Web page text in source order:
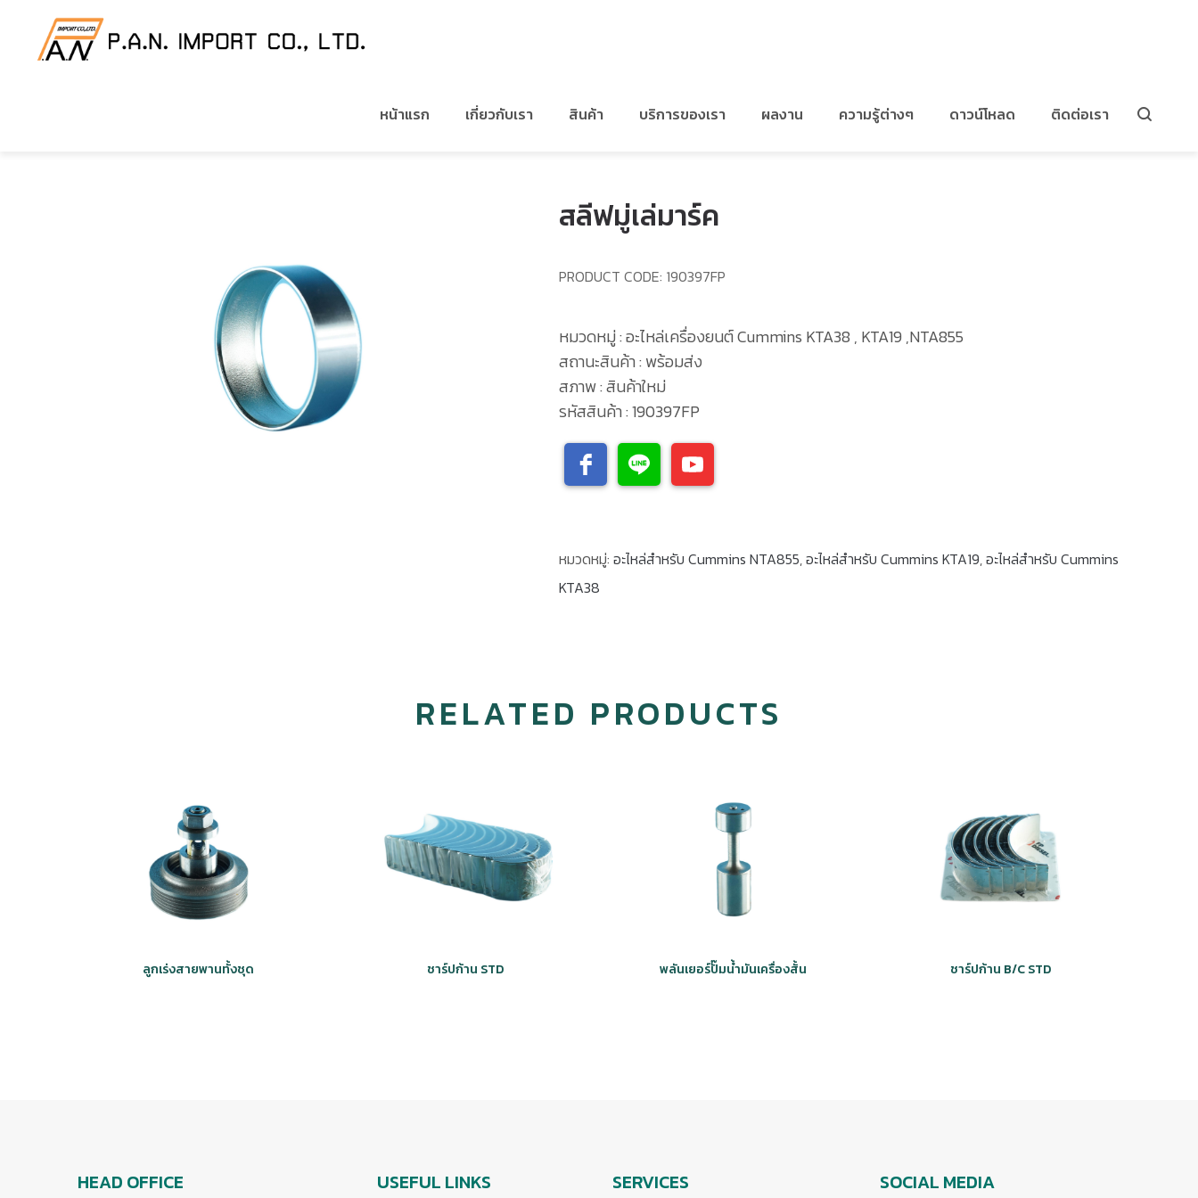
หน้าแรก เกี่ยวกับเรา สินค้า บริการของเรา ผลงาน ความรู้ต่างๆ ดาวน์โหลด ติดต่อเรา
อะไหล่เครื่องยนต์ CUMMINS / อะไหล่สำหรับ CUMMINS NTA855 สลีฟมู่เล่มาร์ค สลีฟมู่เล่มาร์ค
สลีฟมู่เล่มาร์ค
PRODUCT CODE: 190397FP
หมวดหมู่ : อะไหล่เครื่องยนต์ Cummins KTA38 , KTA19 ,NTA855
สถานะสินค้า : พร้อมส่ง
สภาพ : สินค้าใหม่
รหัสสินค้า : 190397FP
หมวดหมู่: อะไหล่สำหรับ Cummins NTA855,อะไหล่สำหรับ Cummins KTA19,อะไหล่สำหรับ Cummins
KTA38
RELATED PRODUCTS
ลูกเร่งสายพานทั้งชุด ชาร์ปก้าน STD พลันเยอร์ปั๊มน้ำมันเครื่องสั้น ชาร์ปก้าน B/C STD
HEAD OFFICE USEFUL LINKS SERVICES SOCIAL MEDIA